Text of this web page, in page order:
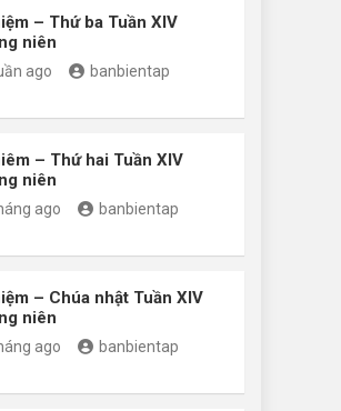
– Thứ ba Tuần XIV
niên
ago banbientap
– Thứ hai Tuần XIV
niên
ago banbientap
– Chúa nhật Tuần XIV
niên
ago banbientap